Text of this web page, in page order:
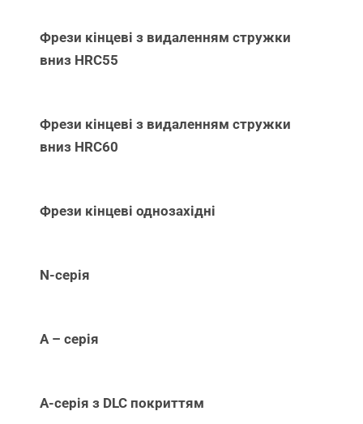
Фрези кінцеві з видаленням стружки
вниз НRC55
Фрези кінцеві з видаленням стружки
вниз НRC60
Фрези кінцеві однозахідні
N-серія
А – серія
А-серія з DLC покриттям